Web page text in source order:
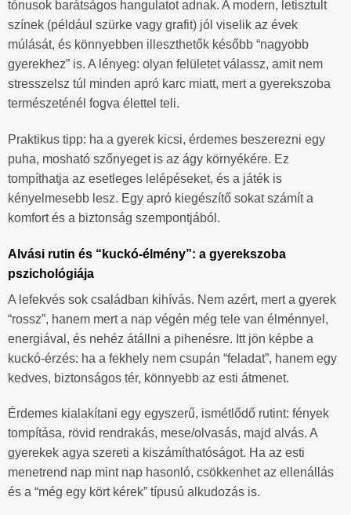
tónusok barátságos hangulatot adnak. A modern, letisztult
színek (például szürke vagy grafit) jól viselik az évek
múlását, és könnyebben illeszthetők később “nagyobb
gyerekhez” is. A lényeg: olyan felületet válassz, amit nem
stresszelsz túl minden apró karc miatt, mert a gyerekszoba
természeténél fogva élettel teli.
Praktikus tipp: ha a gyerek kicsi, érdemes beszerezni egy
puha, mosható szőnyeget is az ágy környékére. Ez
tompíthatja az esetleges lelépéseket, és a játék is
kényelmesebb lesz. Egy apró kiegészítő sokat számít a
komfort és a biztonság szempontjából.
Alvási rutin és “kuckó-élmény”: a gyerekszoba
pszichológiája
A lefekvés sok családban kihívás. Nem azért, mert a gyerek
“rossz”, hanem mert a nap végén még tele van élménnyel,
energiával, és nehéz átállni a pihenésre. Itt jön képbe a
kuckó-érzés: ha a fekhely nem csupán “feladat”, hanem egy
kedves, biztonságos tér, könnyebb az esti átmenet.
Érdemes kialakítani egy egyszerű, ismétlődő rutint: fények
tompítása, rövid rendrakás, mese/olvasás, majd alvás. A
gyerekek agya szereti a kiszámíthatóságot. Ha az esti
menetrend nap mint nap hasonló, csökkenhet az ellenállás
és a “még egy kört kérek” típusú alkudozás is.